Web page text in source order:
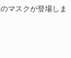
マスクが登場しま